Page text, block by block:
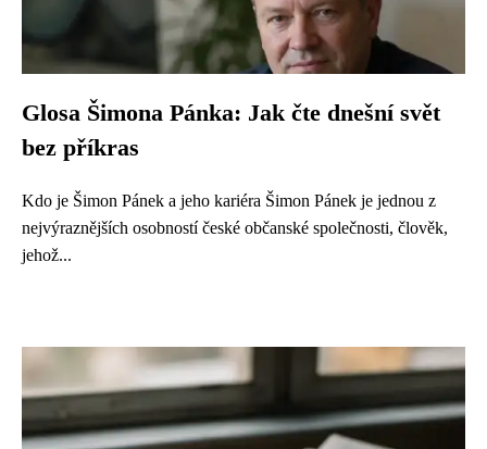
Glosa Šimona Pánka: Jak čte dnešní svět
bez příkras
Kdo je Šimon Pánek a jeho kariéra Šimon Pánek je jednou z
nejvýraznějších osobností české občanské společnosti, člověk,
jehož...